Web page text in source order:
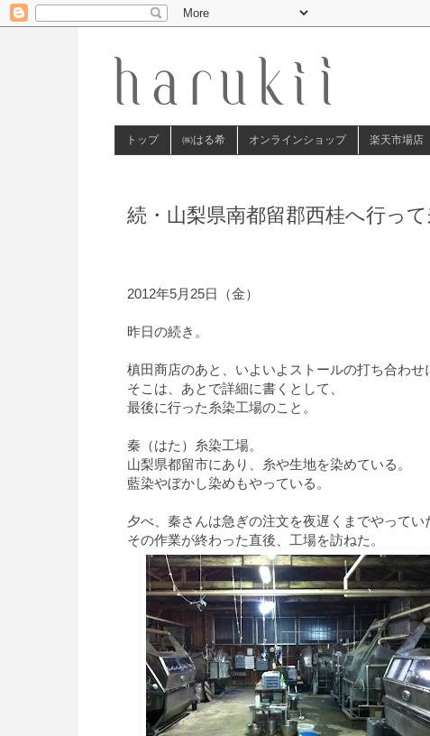
トップ ㈱はる希 オンラインショップ 楽天市場店
続・山梨県南都留郡西桂へ行って
2012年5月25日（金）
昨日の続き。
槙田商店のあと、いよいよストールの打ち合わせ
そこは、あとで詳細に書くとして、
最後に行った糸染工場のこと。
秦（はた）糸染工場。
山梨県都留市にあり、糸や生地を染めている。
藍染やぼかし染めもやっている。
夕べ、秦さんは急ぎの注文を夜遅くまでやってい
その作業が終わった直後、工場を訪ねた。